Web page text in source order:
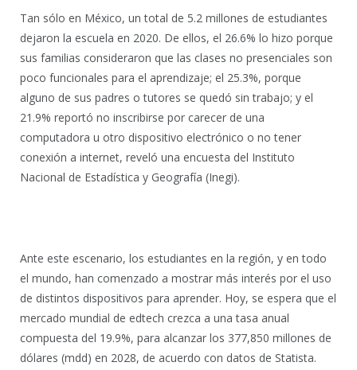
Tan sólo en México, un total de 5.2 millones de estudiantes
dejaron la escuela en 2020. De ellos, el 26.6% lo hizo porque
sus familias consideraron que las clases no presenciales son
poco funcionales para el aprendizaje; el 25.3%, porque
alguno de sus padres o tutores se quedó sin trabajo; y el
21.9% reportó no inscribirse por carecer de una
computadora u otro dispositivo electrónico o no tener
conexión a internet, reveló una encuesta del Instituto
Nacional de Estadística y Geografía (Inegi).
Ante este escenario, los estudiantes en la región, y en todo
el mundo, han comenzado a mostrar más interés por el uso
de distintos dispositivos para aprender. Hoy, se espera que el
mercado mundial de edtech crezca a una tasa anual
compuesta del 19.9%, para alcanzar los 377,850 millones de
dólares (mdd) en 2028, de acuerdo con datos de Statista.